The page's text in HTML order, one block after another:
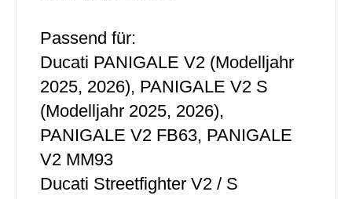
Passend für:
Ducati PANIGALE V2 (Modelljahr
2025, 2026), PANIGALE V2 S
(Modelljahr 2025, 2026),
PANIGALE V2 FB63, PANIGALE
V2 MM93
Ducati Streetfighter V2 / S